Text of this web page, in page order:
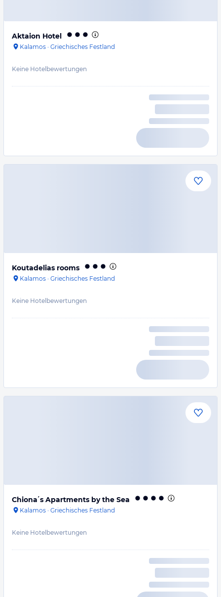
Aktaion Hotel
Kalamos · Griechisches Festland
Keine Hotelbewertungen
Koutadelias rooms
Kalamos · Griechisches Festland
Keine Hotelbewertungen
Chiona΄s Apartments by the Sea
Kalamos · Griechisches Festland
Keine Hotelbewertungen